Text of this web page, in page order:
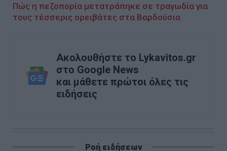
Πώς η πεζοπορία μετατράπηκε σε τραγωδία για
τους τέσσερις ορειβάτες στα Βαρδούσια
Ακολουθήστε το Lykavitos.gr
στο Google News
και μάθετε πρώτοι όλες τις
ειδήσεις
Ροή ειδήσεων